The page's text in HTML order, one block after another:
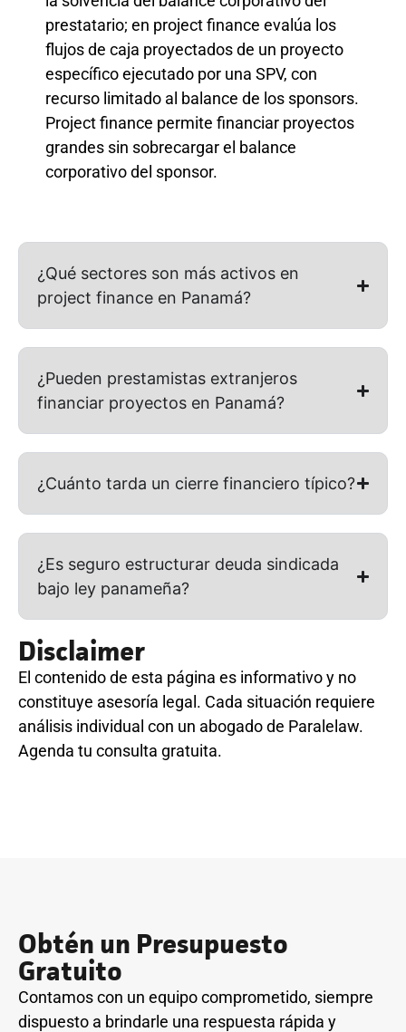
prestatario; en project finance evalúa los
flujos de caja proyectados de un proyecto
específico ejecutado por una SPV, con
recurso limitado al balance de los sponsors.
Project finance permite financiar proyectos
grandes sin sobrecargar el balance
corporativo del sponsor.
¿Qué sectores son más activos en
project finance en Panamá?
¿Pueden prestamistas extranjeros
financiar proyectos en Panamá?
¿Cuánto tarda un cierre financiero típico?
¿Es seguro estructurar deuda sindicada
bajo ley panameña?
Disclaimer
El contenido de esta página es informativo y no
constituye asesoría legal. Cada situación requiere
análisis individual con un abogado de Paralelaw.
Agenda tu consulta gratuita.
Obtén un Presupuesto
Gratuito
Contamos con un equipo comprometido, siempre
dispuesto a brindarle una respuesta rápida y